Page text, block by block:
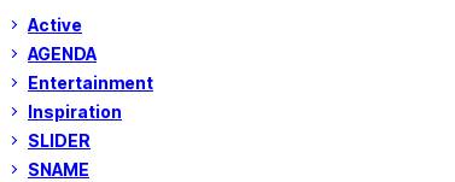
Active
AGENDA
Entertainment
Inspiration
SLIDER
SNAME